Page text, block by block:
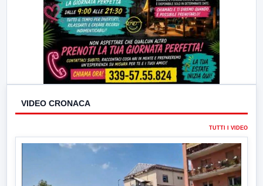
VIDEO CRONACA
TUTTI I VIDEO